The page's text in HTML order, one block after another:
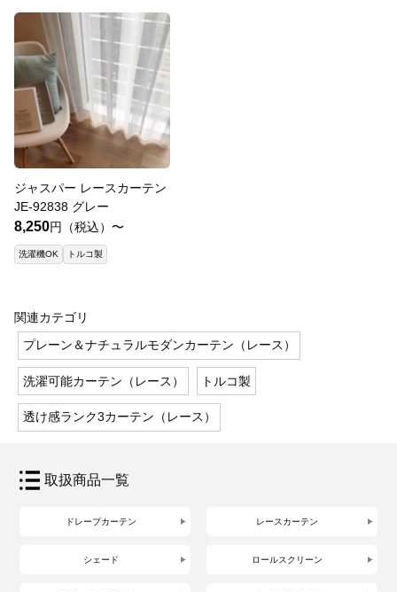
ジャスパー レースカーテン
JE-92838 グレー
8,250円（税込）〜
洗濯機OK トルコ製
関連カテゴリ
プレーン＆ナチュラルモダンカーテン（レース）
洗濯可能カーテン（レース） トルコ製
透け感ランク3カーテン（レース）
取扱商品一覧
ドレープカーテン レースカーテン
シェード ロールスクリーン